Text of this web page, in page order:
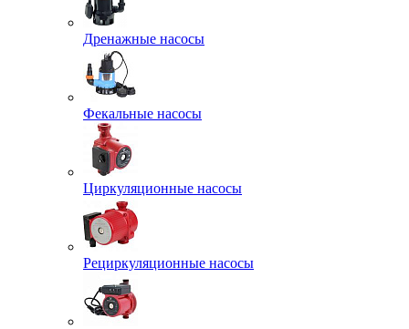
Дренажные насосы
Фекальные насосы
Циркуляционные насосы
Рециркуляционные насосы